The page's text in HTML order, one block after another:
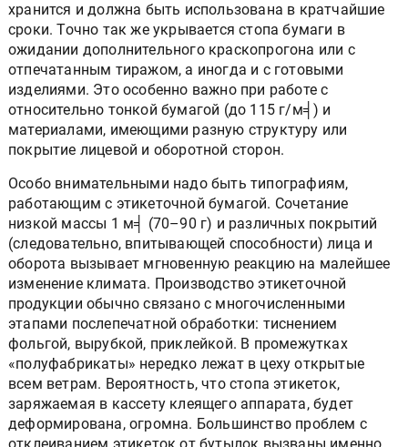
хранится и должна быть использована в кратчайшие
сроки. Точно так же укрывается стопа бумаги в
ожидании дополнительного краскопрогона или с
отпечатанным тиражом, а иногда и с готовыми
изделиями. Это особенно важно при работе с
относительно тонкой бумагой (до 115 г/м╡) и
материалами, имеющими разную структуру или
покрытие лицевой и оборотной сторон.
Особо внимательными надо быть типографиям,
работающим с этикеточной бумагой. Сочетание
низкой массы 1 м╡ (70–90 г) и различных покрытий
(следовательно, впитывающей способности) лица и
оборота вызывает мгновенную реакцию на малейшее
изменение климата. Производство этикеточной
продукции обычно связано с многочисленными
этапами послепечатной обработки: тиснением
фольгой, вырубкой, приклейкой. В промежутках
«полуфабрикаты» нередко лежат в цеху открытые
всем ветрам. Вероятность, что стопа этикеток,
заряжаемая в кассету клеящего аппарата, будет
деформирована, огромна. Большинство проблем с